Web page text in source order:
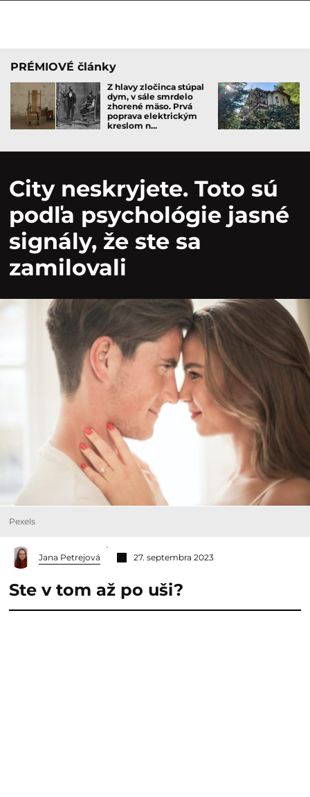
PRÉMIOVÉ články
Z hlavy zločinca stúpal
dym, v sále smrdelo
zhorené mäso. Prvá
poprava elektrickým
kreslom n...
City neskryjete. Toto sú
podľa psychológie jasné
signály, že ste sa
zamilovali
Pexels
Jana Petrejová 27. septembra 2023
Ste v tom až po uši?